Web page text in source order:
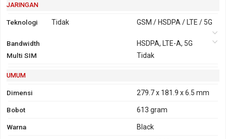
JARINGAN
Teknologi Tidak GSM / HSDPA / LTE / 5G
2G
HSDPA
GPRS
Bandwidth
HSDPA, LTE-A, 5G
Multi SIM
Tidak
UMUM
Dimensi 279.7 x 181.9 x 6.5 mm
Bobot 613 gram
Warna Black